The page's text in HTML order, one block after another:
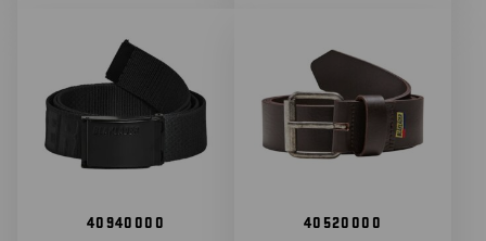
40940000 40520000